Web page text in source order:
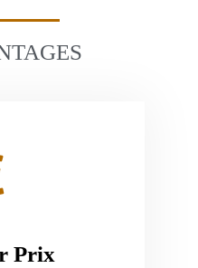
Prix